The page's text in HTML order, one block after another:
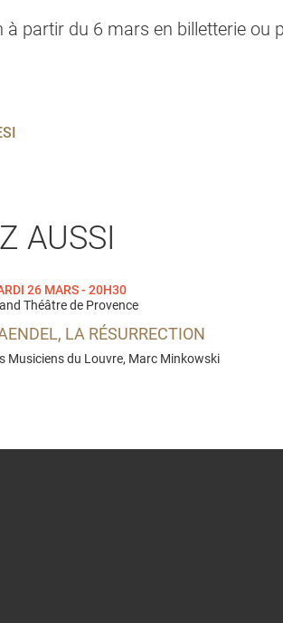
à partir du 6 mars en billetterie ou
AUSSI
26 MARS - 20H30
Théâtre de Provence
LA RÉSURRECTION
Musiciens du Louvre, Marc Minkowski